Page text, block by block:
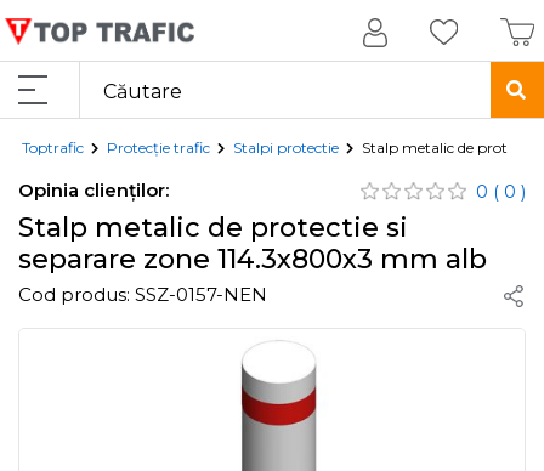
Toptrafic Protecție trafic Stalpi protectie Stalp metalic de protectie
Opinia clienților: 0 ( 0 )
Stalp metalic de protectie si
separare zone 114.3x800x3 mm alb
Cod produs: SSZ-0157-NEN